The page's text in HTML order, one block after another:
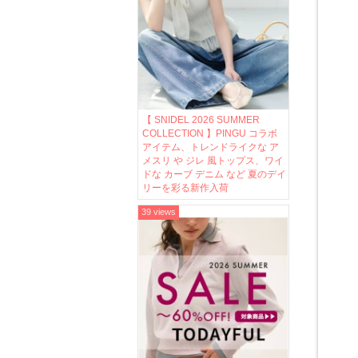
【 SNIDEL 2026 SUMMER
COLLECTION 】PINGU コラボ
アイテム、トレンドライクな ア
メスリ や ジレ 風トップス、ワイ
ドな カーブ デニム など 夏のデイ
リーを彩る新作入荷
39 views